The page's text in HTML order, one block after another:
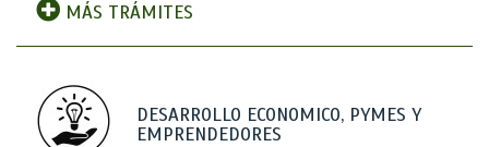
MÁS TRÁMITES
DESARROLLO ECONOMICO, PYMES Y
EMPRENDEDORES